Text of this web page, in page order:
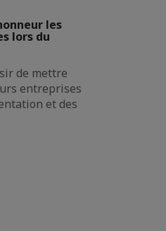
les
lors du
de mettre
entreprises
et des